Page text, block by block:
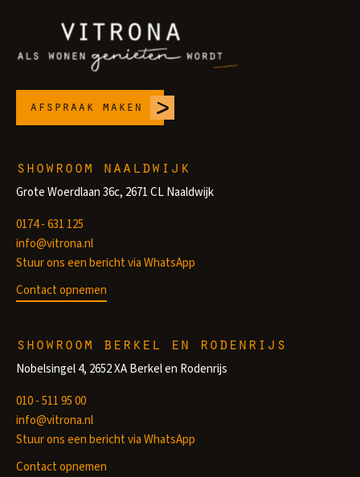
afspraak maken
showroom naaldwijk
Grote Woerdlaan 36c, 2671 CL Naaldwijk
0174 - 631 125
info@vitrona.nl
Stuur ons een bericht via WhatsApp
Contact opnemen
showroom berkel en rodenrijs
Nobelsingel 4, 2652 XA Berkel en Rodenrijs
010 - 511 95 00
info@vitrona.nl
Stuur ons een bericht via WhatsApp
Contact opnemen